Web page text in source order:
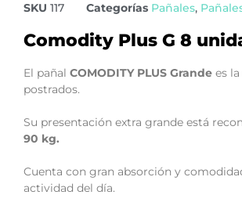
SKU117 Categorías Pañales,
Comodity Plus G 8
El pañalCOMODITY PLUS Grande es
postrados.
Su presentación extra grande está
90 kg.
Cuenta con gran absorción y
actividad del día.